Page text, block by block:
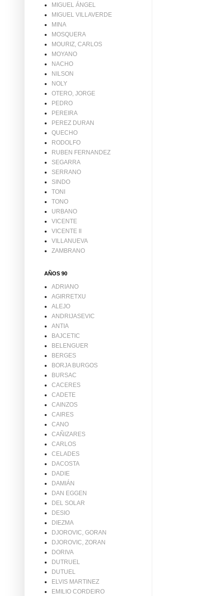
MIGUEL ÁNGEL
MIGUEL VILLAVERDE
MINA
MOSQUERA
MOURIZ, CARLOS
MOYANO
NACHO
NILSON
NOLY
OTERO, JORGE
PEDRO
PEREIRA
PEREZ DURAN
QUECHO
RODOLFO
RUBEN FERNANDEZ
SEGARRA
SERRANO
SINDO
TONI
TONO
URBANO
VICENTE
VICENTE II
VILLANUEVA
ZAMBRANO
AÑOS 90
ADRIANO
AGIRRETXU
ALEJO
ANDRIJASEVIC
ANTIA
BAJCETIC
BELENGUER
BERGES
BORJA BURGOS
BURSAC
CACERES
CADETE
CAINZOS
CAIRES
CANO
CAÑIZARES
CARLOS
CELADES
DACOSTA
DADIE
DAMIÁN
DAN EGGEN
DEL SOLAR
DESIO
DIEZMA
DJOROVIC, GORAN
DJOROVIC, ZORAN
DORIVA
DUTRUEL
DUTUEL
ELVIS MARTINEZ
EMILIO CORDEIRO